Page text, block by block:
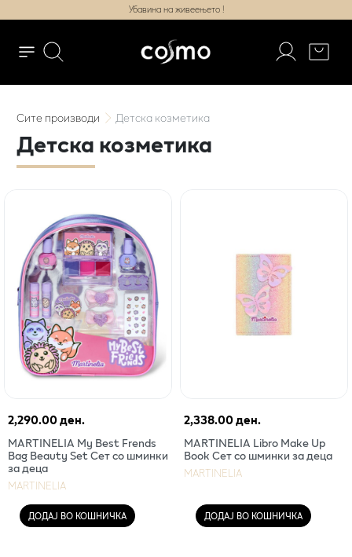
Убавина на живеењето !
Ситепроизводи Детска козметика
Детска козметика
2,290.00 ден.
MARTINELIA My Best Frends
Bag Beauty Set Сет со шминки
за деца
MARTINELIA
ДОДАЈ ВО КОШНИЧКА
2,338.00 ден.
MARTINELIA Libro Make Up
Book Сет со шминки за деца
MARTINELIA
ДОДАЈ ВО КОШНИЧКА